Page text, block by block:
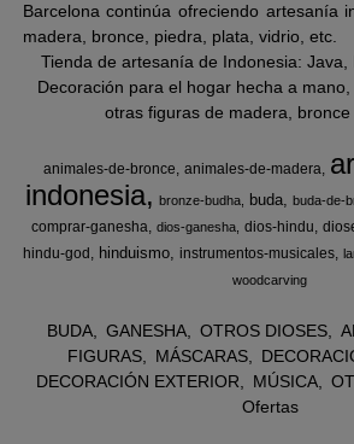
Barcelona continúa ofreciendo artesanía
madera, bronce, piedra, plata, vidrio, etc.
Tienda de artesanía de Indonesia: Java,
Decoración para el hogar hecha a
otras figuras de madera, bronce
animales-de-bronce animales-de-madera
indonesia
bronze-budha buda buda-de-
comprar-ganesha dios-ganesha dios-hindu
hindu-god
hinduismo instrumentos-musicales
woodcarving
BUDA GANESHA OTROS DIOSES
FIGURAS
MÁSCARAS
DECORACIÓN EXTERIOR
MÚSICA
Ofertas